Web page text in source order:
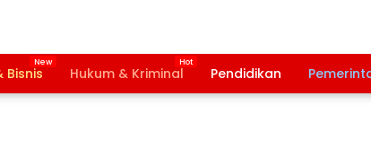
Bisnis Hukum & Kriminal Pendidikan